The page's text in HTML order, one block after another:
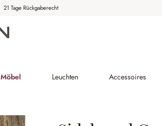
21 Tage Rückgaberecht
Möbel Leuchten Accessoires